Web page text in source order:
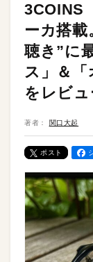
3COINS
ーカ搭
聴き”に
ス」＆「
をレビュ
著者： 関口大起
ポスト